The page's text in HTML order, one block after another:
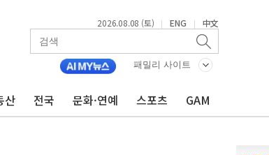
2026.08.08 (토) | ENG | 中文
패밀리 사이트
산 전국 문화·연예 스포츠 GAM
·이란 위협에 맞설 자체 억지력 강화
동
'… 美 해상봉쇄 영향